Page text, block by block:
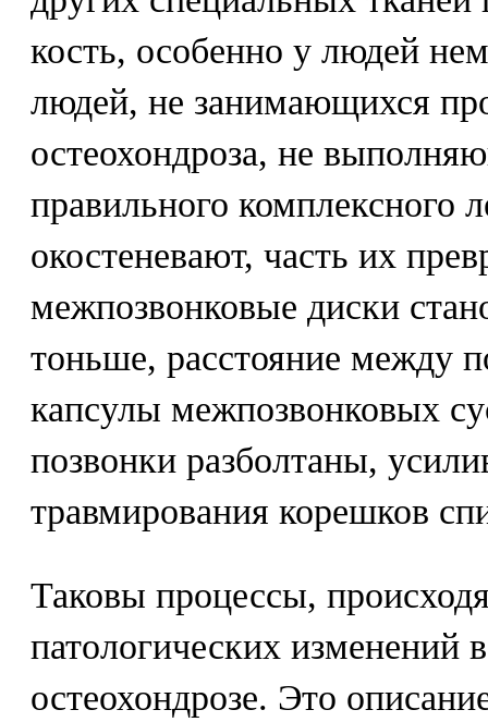
кость, особенно у людей
людей, не занимающихся
остеохондроза, не
правильного комплексного
окостеневают, часть их
межпозвонковые диски
тоньше, расстояние между
капсулы межпозвонковых
позвонки разболтаны,
травмирования корешков
Таковы процессы,
патологических изменений
остеохондрозе. Это